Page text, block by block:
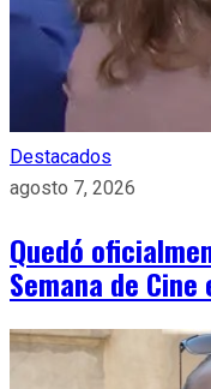
Destacados
agosto 7, 2026
Quedó
Semana de Cine